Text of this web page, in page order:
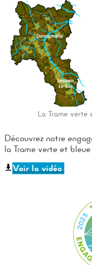
La Trame verte
Découvrez notre
la Trame verte et
Voir la vidéo